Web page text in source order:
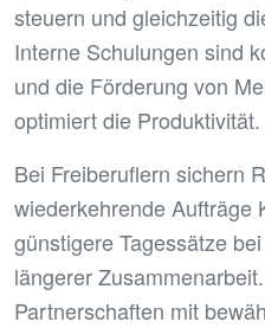
steuern und gleichzeitig
Interne Schulungen sind
und die Förderung von
optimiert die Produktivität.
Bei Freiberuflern sichern
wiederkehrende Aufträge
günstigere Tagessätze
längerer
Partnerschaften mit